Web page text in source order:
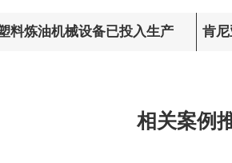
料炼油机械设备已投入生产 肯
相关案例